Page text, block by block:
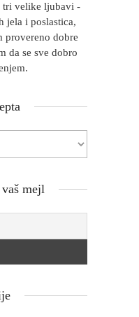
tri velike ljubavi -
jela i poslastica,
dobre
da se sve dobro
mejl